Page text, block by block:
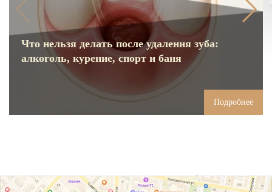
Что нельзя делать после удаления зуба:
алкоголь, курение, спорт и баня
Подробнее